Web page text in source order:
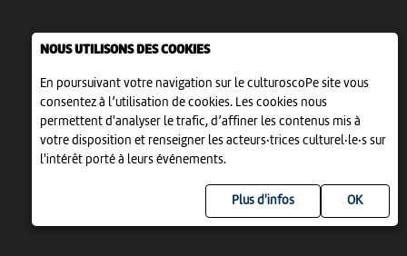
NOUS UTILISONS DES COOKIES
En poursuivant votre navigation sur le culturoscoPe site vous
consentez à l’utilisation de cookies. Les cookies nous
permettent d'analyser le trafic, d’affiner les contenus mis à
votre disposition et renseigner les acteurs·trices culturel·le·s sur
l'intérêt porté à leurs événements.
Plus d'infos